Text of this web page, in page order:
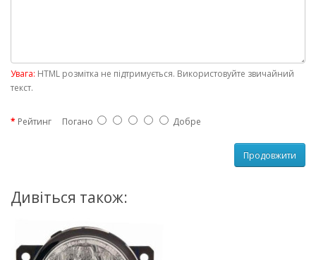
Увага: HTML розмітка не підтримується. Використовуйте звичайний
текст.
Рейтинг Погано Добре
Продовжити
Дивіться також: